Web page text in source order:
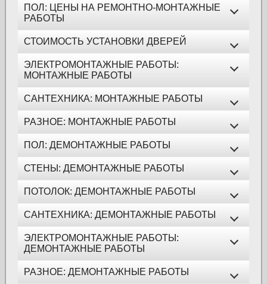
ПОЛ: ЦЕНЫ НА РЕМОНТНО-МОНТАЖНЫЕ
РАБОТЫ
СТОИМОСТЬ УСТАНОВКИ ДВЕРЕЙ
ЭЛЕКТРОМОНТАЖНЫЕ РАБОТЫ:
МОНТАЖНЫЕ РАБОТЫ
САНТЕХНИКА: МОНТАЖНЫЕ РАБОТЫ
РАЗНОЕ: МОНТАЖНЫЕ РАБОТЫ
ПОЛ: ДЕМОНТАЖНЫЕ РАБОТЫ
СТЕНЫ: ДЕМОНТАЖНЫЕ РАБОТЫ
ПОТОЛОК: ДЕМОНТАЖНЫЕ РАБОТЫ
САНТЕХНИКА: ДЕМОНТАЖНЫЕ РАБОТЫ
ЭЛЕКТРОМОНТАЖНЫЕ РАБОТЫ:
ДЕМОНТАЖНЫЕ РАБОТЫ
РАЗНОЕ: ДЕМОНТАЖНЫЕ РАБОТЫ